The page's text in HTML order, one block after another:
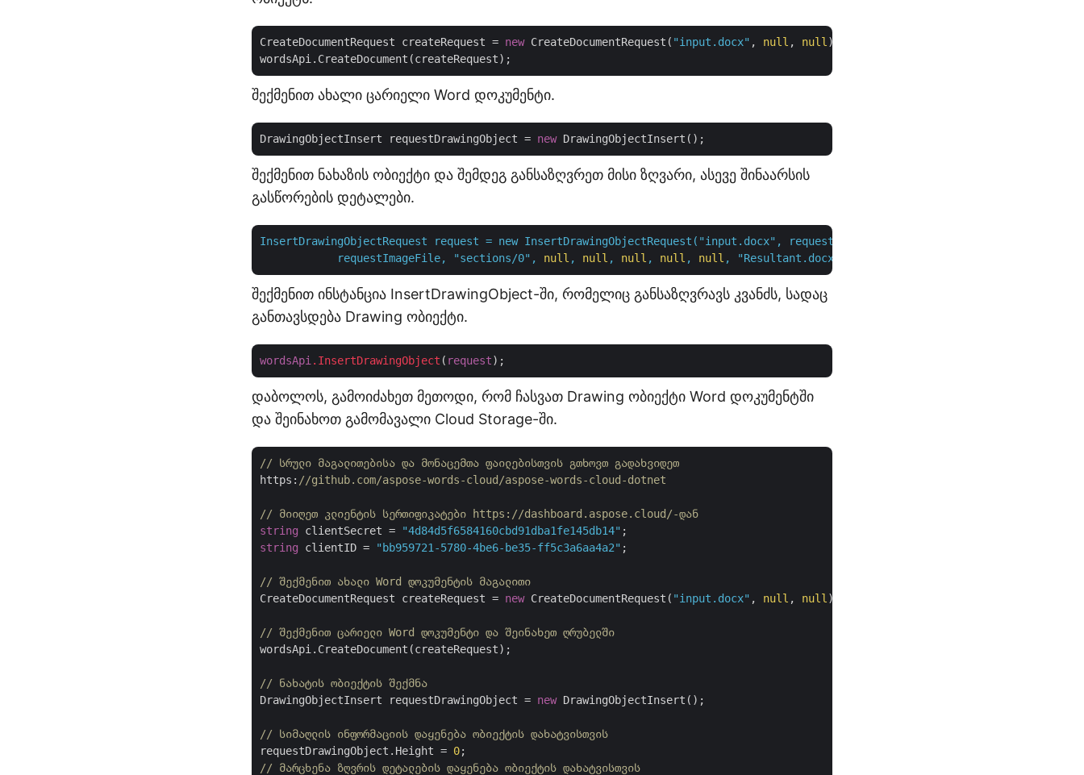
CreateDocumentRequest createRequest = new CreateDocumentRequest( "input.docx" , null , null );
შექმენით ახალი ცარიელი Word დოკუმენტი.
DrawingObjectInsert requestDrawingObject = new
შექმენით ნახაზის ობიექტი და შემდეგ განსაზღვრეთ მისი ზღვარი, ასევე შინაარსის
გასწორების დეტალები.
InsertDrawingObjectRequest request = new InsertDrawingObjectRequest("input.docx",
requestDrawingObject,
requestImageFile,
"sections/0" , null , null , null , null , null , "Resultant.docx"
შექმენით ინსტანცია InsertDrawingObject-ში, რომელიც განსაზღვრავს კვანძს, სადაც
განთავსდება Drawing ობიექტი.
wordsApi .InsertDrawingObject ( request
დაბოლოს, გამოიძახეთ მეთოდი, რომ ჩასვათ Drawing ობიექტი Word დოკუმენტში
და შეინახოთ გამომავალი Cloud Storage-ში.
// სრული მაგალითებისა და მონაცემთა ფაილებისთვის გთხოვთ გადახვიდეთ
https: //github.com/aspose-words-cloud/aspose-words-cloud-dotnet
// მიიღეთ კლიენტის სერთიფიკატები https://dashboard.aspose.cloud/-დან
string clientSecret = "4d84d5f6584160cbd91dba1fe145db14"
string clientID = "bb959721-5780-4be6-be35-ff5c3a6aa4a2" ;
// შექმენით ახალი Word დოკუმენტის მაგალითი
CreateDocumentRequest createRequest = new CreateDocumentRequest( "input.docx" , null , null );
// შექმენით ცარიელი Word დოკუმენტი და შეინახეთ ღრუბელში
wordsApi.CreateDocument(createRequest);
// ნახატის ობიექტის შექმნა
DrawingObjectInsert requestDrawingObject = new DrawingObjectInsert();
// სიმაღლის ინფორმაციის დაყენება ობიექტის დახატვისთვის
requestDrawingObject.Height = 0
// მარცხენა ზღვრის დეტალების დაყენება ობიექტის დახატვისთვის